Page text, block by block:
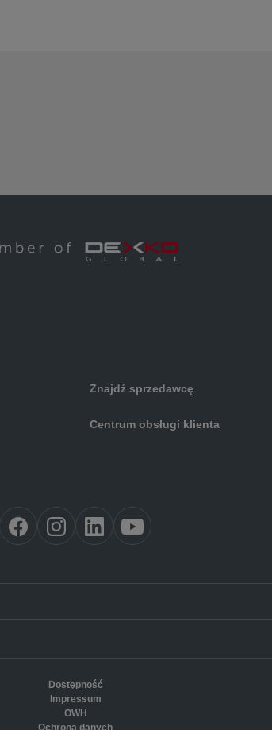
Znajdź sprzedawcę
Centrum obsługi klienta
Dostępność
Impressum
OWH